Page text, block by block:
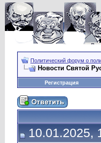
Политический форум о
Новости Святой
Регистрация
10.01.2025,